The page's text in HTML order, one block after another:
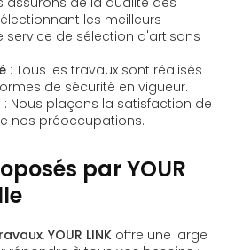
les meilleurs
service de sélection d'artisans
: Tous les travaux sont réalisés
de sécurité en vigueur.
: Nous plaçons la satisfaction de
nos préoccupations.
par YOUR
, YOUR LINK offre une large